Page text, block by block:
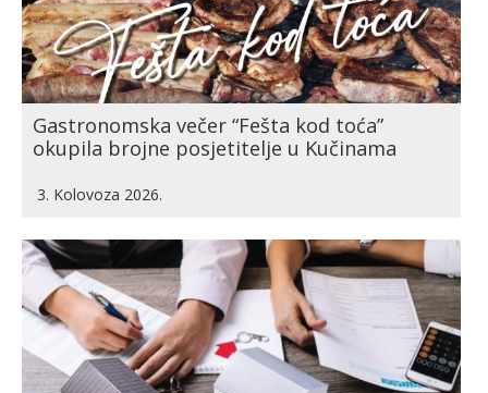
Gastronomska večer “Fešta kod toća”
okupila brojne posjetitelje u Kučinama
3. Kolovoza 2026.